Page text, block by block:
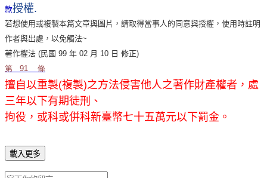
款授權.
若想使用或複製本篇文章與圖片，請取得當事人的同意與授權，使用時註明
作者與出處，以免觸法~
著作權法 (民國 99 年 02 月 10 日 修正)
第 91 條
擅自以重製(複製)之方法侵害他人之著作財產權者，處
三年以下有期徒刑、
拘役，或科或併科新臺幣七十五萬元以下罰金。
載入更多